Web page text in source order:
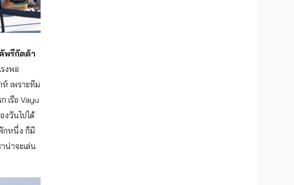
พรีกัตต้า
งพอ
เพราะทีม
เรือ Vayu
งวันไปได้
กหนึ่ง ก็มี
น่าจะเล่น